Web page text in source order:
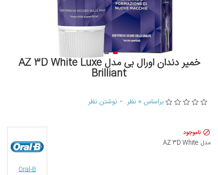
خمیر دندان اورال بی مدل AZ 3D White Luxe
Brilliant
ناموجود
مدل:AZ 3D White
Oral-B
براساس 0 نظر. - نوشتن نظر